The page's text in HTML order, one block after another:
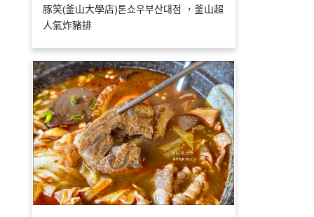
豚笑(釜山大學店)톤쇼우부산대점 ，釜山超
人氣炸豬排